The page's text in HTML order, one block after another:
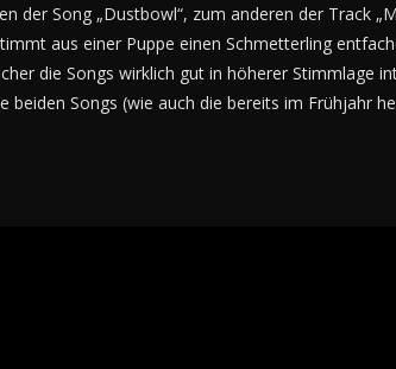
der Song „Dustbowl“, zum anderen der Track
aus einer Puppe einen Schmetterling
die Songs wirklich gut in höherer
beiden Songs (wie auch die bereits im Frühjahr